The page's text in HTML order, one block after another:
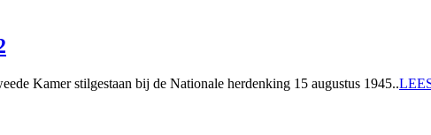
Kamer stilgestaan bij de Nationale herdenking 15 augustus 1945..